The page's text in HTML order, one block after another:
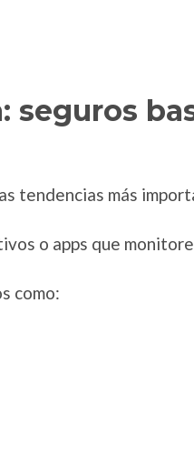
seguros
tendencias más
o apps que
como: